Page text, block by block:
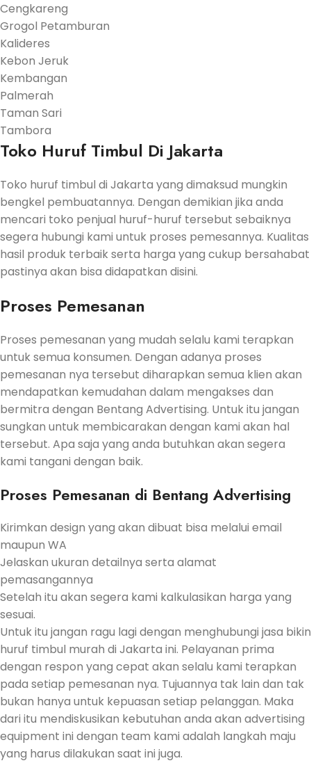
Cengkareng
Grogol Petamburan
Kalideres
Kebon Jeruk
Kembangan
Palmerah
Taman Sari
Tambora
Toko Huruf Timbul Di Jakarta
Toko huruf timbul di Jakarta yang dimaksud mungkin
bengkel pembuatannya. Dengan demikian jika anda
mencari toko penjual huruf-huruf tersebut sebaiknya
segera hubungi kami untuk proses pemesannya. Kualitas
hasil produk terbaik serta harga yang cukup bersahabat
pastinya akan bisa didapatkan disini.
Proses Pemesanan
Proses pemesanan yang mudah selalu kami terapkan
untuk semua konsumen. Dengan adanya proses
pemesanan nya tersebut diharapkan semua klien akan
mendapatkan kemudahan dalam mengakses dan
bermitra dengan Bentang Advertising. Untuk itu jangan
sungkan untuk membicarakan dengan kami akan hal
tersebut. Apa saja yang anda butuhkan akan segera
kami tangani dengan baik.
Proses Pemesanan di Bentang Advertising
Kirimkan design yang akan dibuat bisa melalui email
maupun WA
Jelaskan ukuran detailnya serta alamat
pemasangannya
Setelah itu akan segera kami kalkulasikan harga yang
sesuai.
Untuk itu jangan ragu lagi dengan menghubungi jasa bikin
huruf timbul murah di Jakarta ini. Pelayanan prima
dengan respon yang cepat akan selalu kami terapkan
pada setiap pemesanan nya. Tujuannya tak lain dan tak
bukan hanya untuk kepuasan setiap pelanggan. Maka
dari itu mendiskusikan kebutuhan anda akan advertising
equipment ini dengan team kami adalah langkah maju
yang harus dilakukan saat ini juga.